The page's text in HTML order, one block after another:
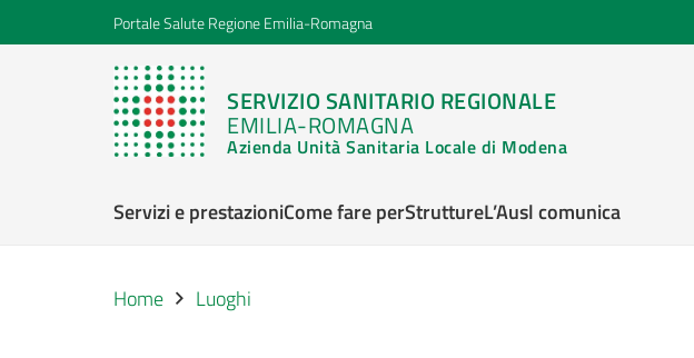
Portale Salute Regione Emilia-Romagna
SERVIZIO SANITARIO REGIONALE
EMILIA-ROMAGNA
Azienda Unità Sanitaria Locale di Modena
Servizi e prestazioniCome fare perStruttureL’Ausl comunica
Home Luoghi